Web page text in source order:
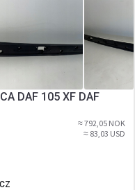
DAF 105 XF DAF
≈ 792,05 NOK
≈ 83,03 USD